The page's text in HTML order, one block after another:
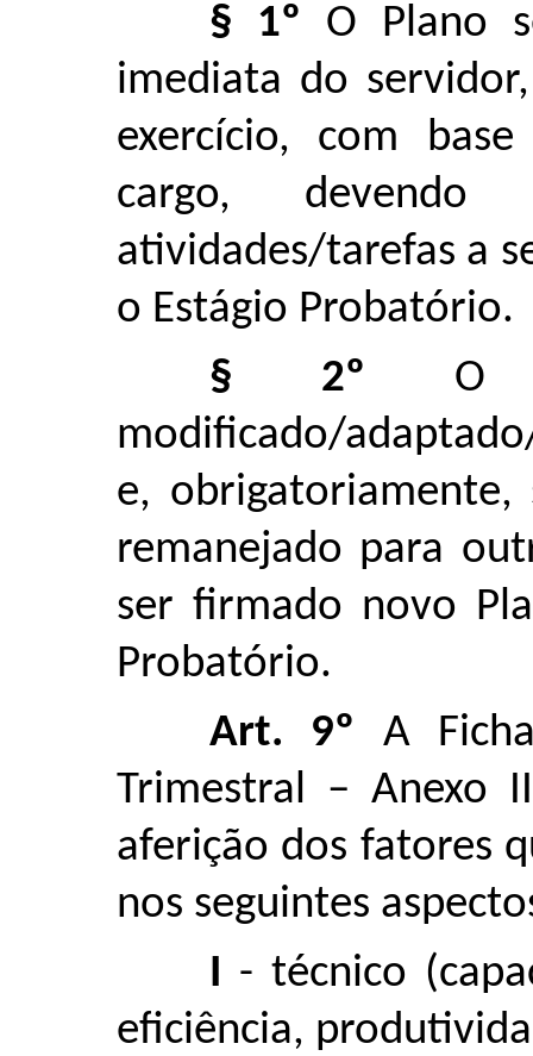
§ 1º O Plano
imediata do
exercício, com
cargo, devendo
atividades/tarefas a
o Estágio Probatório.
§ 2º O
modificado/
e,
remanejado para
ser firmado novo
Probatório.
Art. 9º A
Trimestral – Anexo
aferição dos fatores
nos seguintes
I - técnico
eficiência,